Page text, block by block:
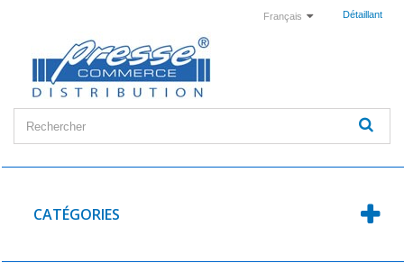
Détaillant
Français
CATÉGORIES